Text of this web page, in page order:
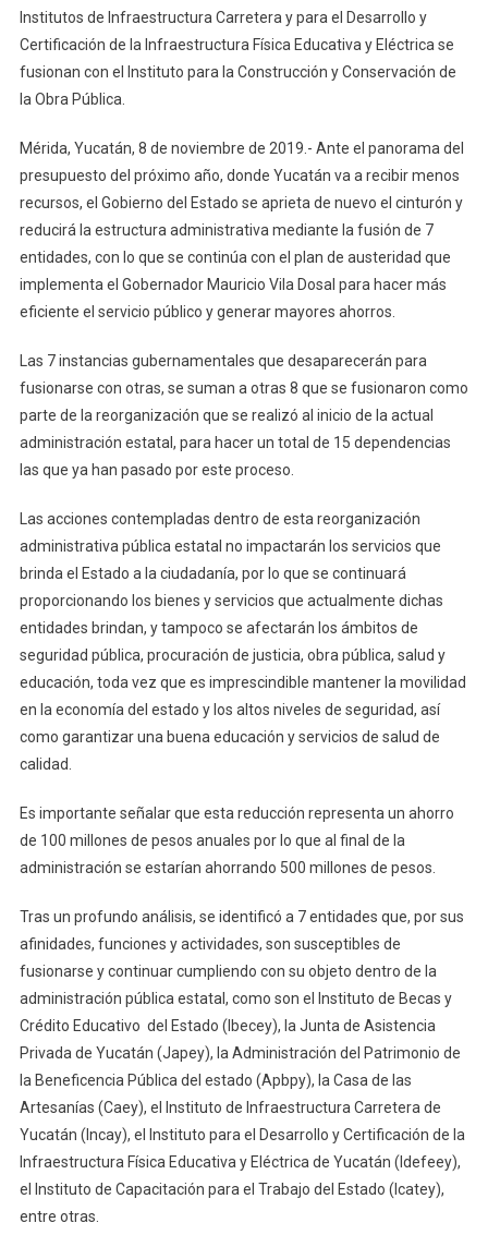
Institutos de Infraestructura Carretera y para el Desarrollo y
Certificación de la Infraestructura Física Educativa y Eléctrica se
fusionan con el Instituto para la Construcción y Conservación de
la Obra Pública.
Mérida, Yucatán, 8 de noviembre de 2019.- Ante el panorama del
presupuesto del próximo año, donde Yucatán va a recibir menos
recursos, el Gobierno del Estado se aprieta de nuevo el cinturón y
reducirá la estructura administrativa mediante la fusión de 7
entidades, con lo que se continúa con el plan de austeridad que
implementa el Gobernador Mauricio Vila Dosal para hacer más
eficiente el servicio público y generar mayores ahorros.
Las 7 instancias gubernamentales que desaparecerán para
fusionarse con otras, se suman a otras 8 que se fusionaron como
parte de la reorganización que se realizó al inicio de la actual
administración estatal, para hacer un total de 15 dependencias
las que ya han pasado por este proceso.
Las acciones contempladas dentro de esta reorganización
administrativa pública estatal no impactarán los servicios que
brinda el Estado a la ciudadanía, por lo que se continuará
proporcionando los bienes y servicios que actualmente dichas
entidades brindan, y tampoco se afectarán los ámbitos de
seguridad pública, procuración de justicia, obra pública, salud y
educación, toda vez que es imprescindible mantener la movilidad
en la economía del estado y los altos niveles de seguridad, así
como garantizar una buena educación y servicios de salud de
calidad.
Es importante señalar que esta reducción representa un ahorro
de 100 millones de pesos anuales por lo que al final de la
administración se estarían ahorrando 500 millones de pesos.
Tras un profundo análisis, se identificó a 7 entidades que, por sus
afinidades, funciones y actividades, son susceptibles de
fusionarse y continuar cumpliendo con su objeto dentro de la
administración pública estatal, como son el Instituto de Becas y
Crédito Educativo del Estado (Ibecey), la Junta de Asistencia
Privada de Yucatán (Japey), la Administración del Patrimonio de
la Beneficencia Pública del estado (Apbpy), la Casa de las
Artesanías (Caey), el Instituto de Infraestructura Carretera de
Yucatán (Incay), el Instituto para el Desarrollo y Certificación de la
Infraestructura Física Educativa y Eléctrica de Yucatán (Idefeey),
el Instituto de Capacitación para el Trabajo del Estado (Icatey),
entre otras.